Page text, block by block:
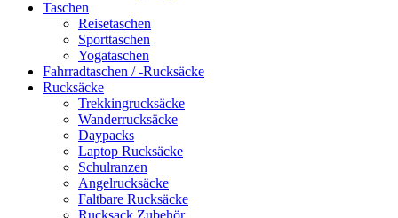
Taschen
Reisetaschen
Sporttaschen
Yogataschen
Fahrradtaschen / -Rucksäcke
Rucksäcke
Trekkingrucksäcke
Wanderrucksäcke
Daypacks
Laptop Rucksäcke
Schulranzen
Angelrucksäcke
Faltbare Rucksäcke
Rucksack Zubehör